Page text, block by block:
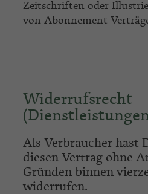
Zeitschriften oder
von Abonnement-
Widerrufsrecht
Als Verbraucher hast
diesen Vertrag ohne
Gründen binnen
widerrufen.